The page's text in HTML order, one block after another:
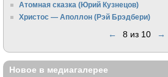
Атомная сказка (Юрий Кузнецов)
Христос — Аполлон (Рэй Брэдбери)
← 8 из 10 →
Новое в медиагалерее